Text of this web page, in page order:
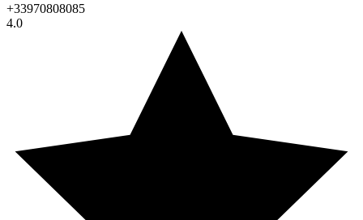
+33970808085
4.0